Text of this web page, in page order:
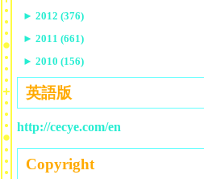
► 2012 (376)
► 2011 (661)
► 2010 (156)
英語版
http://cecye.com/en
Copyright